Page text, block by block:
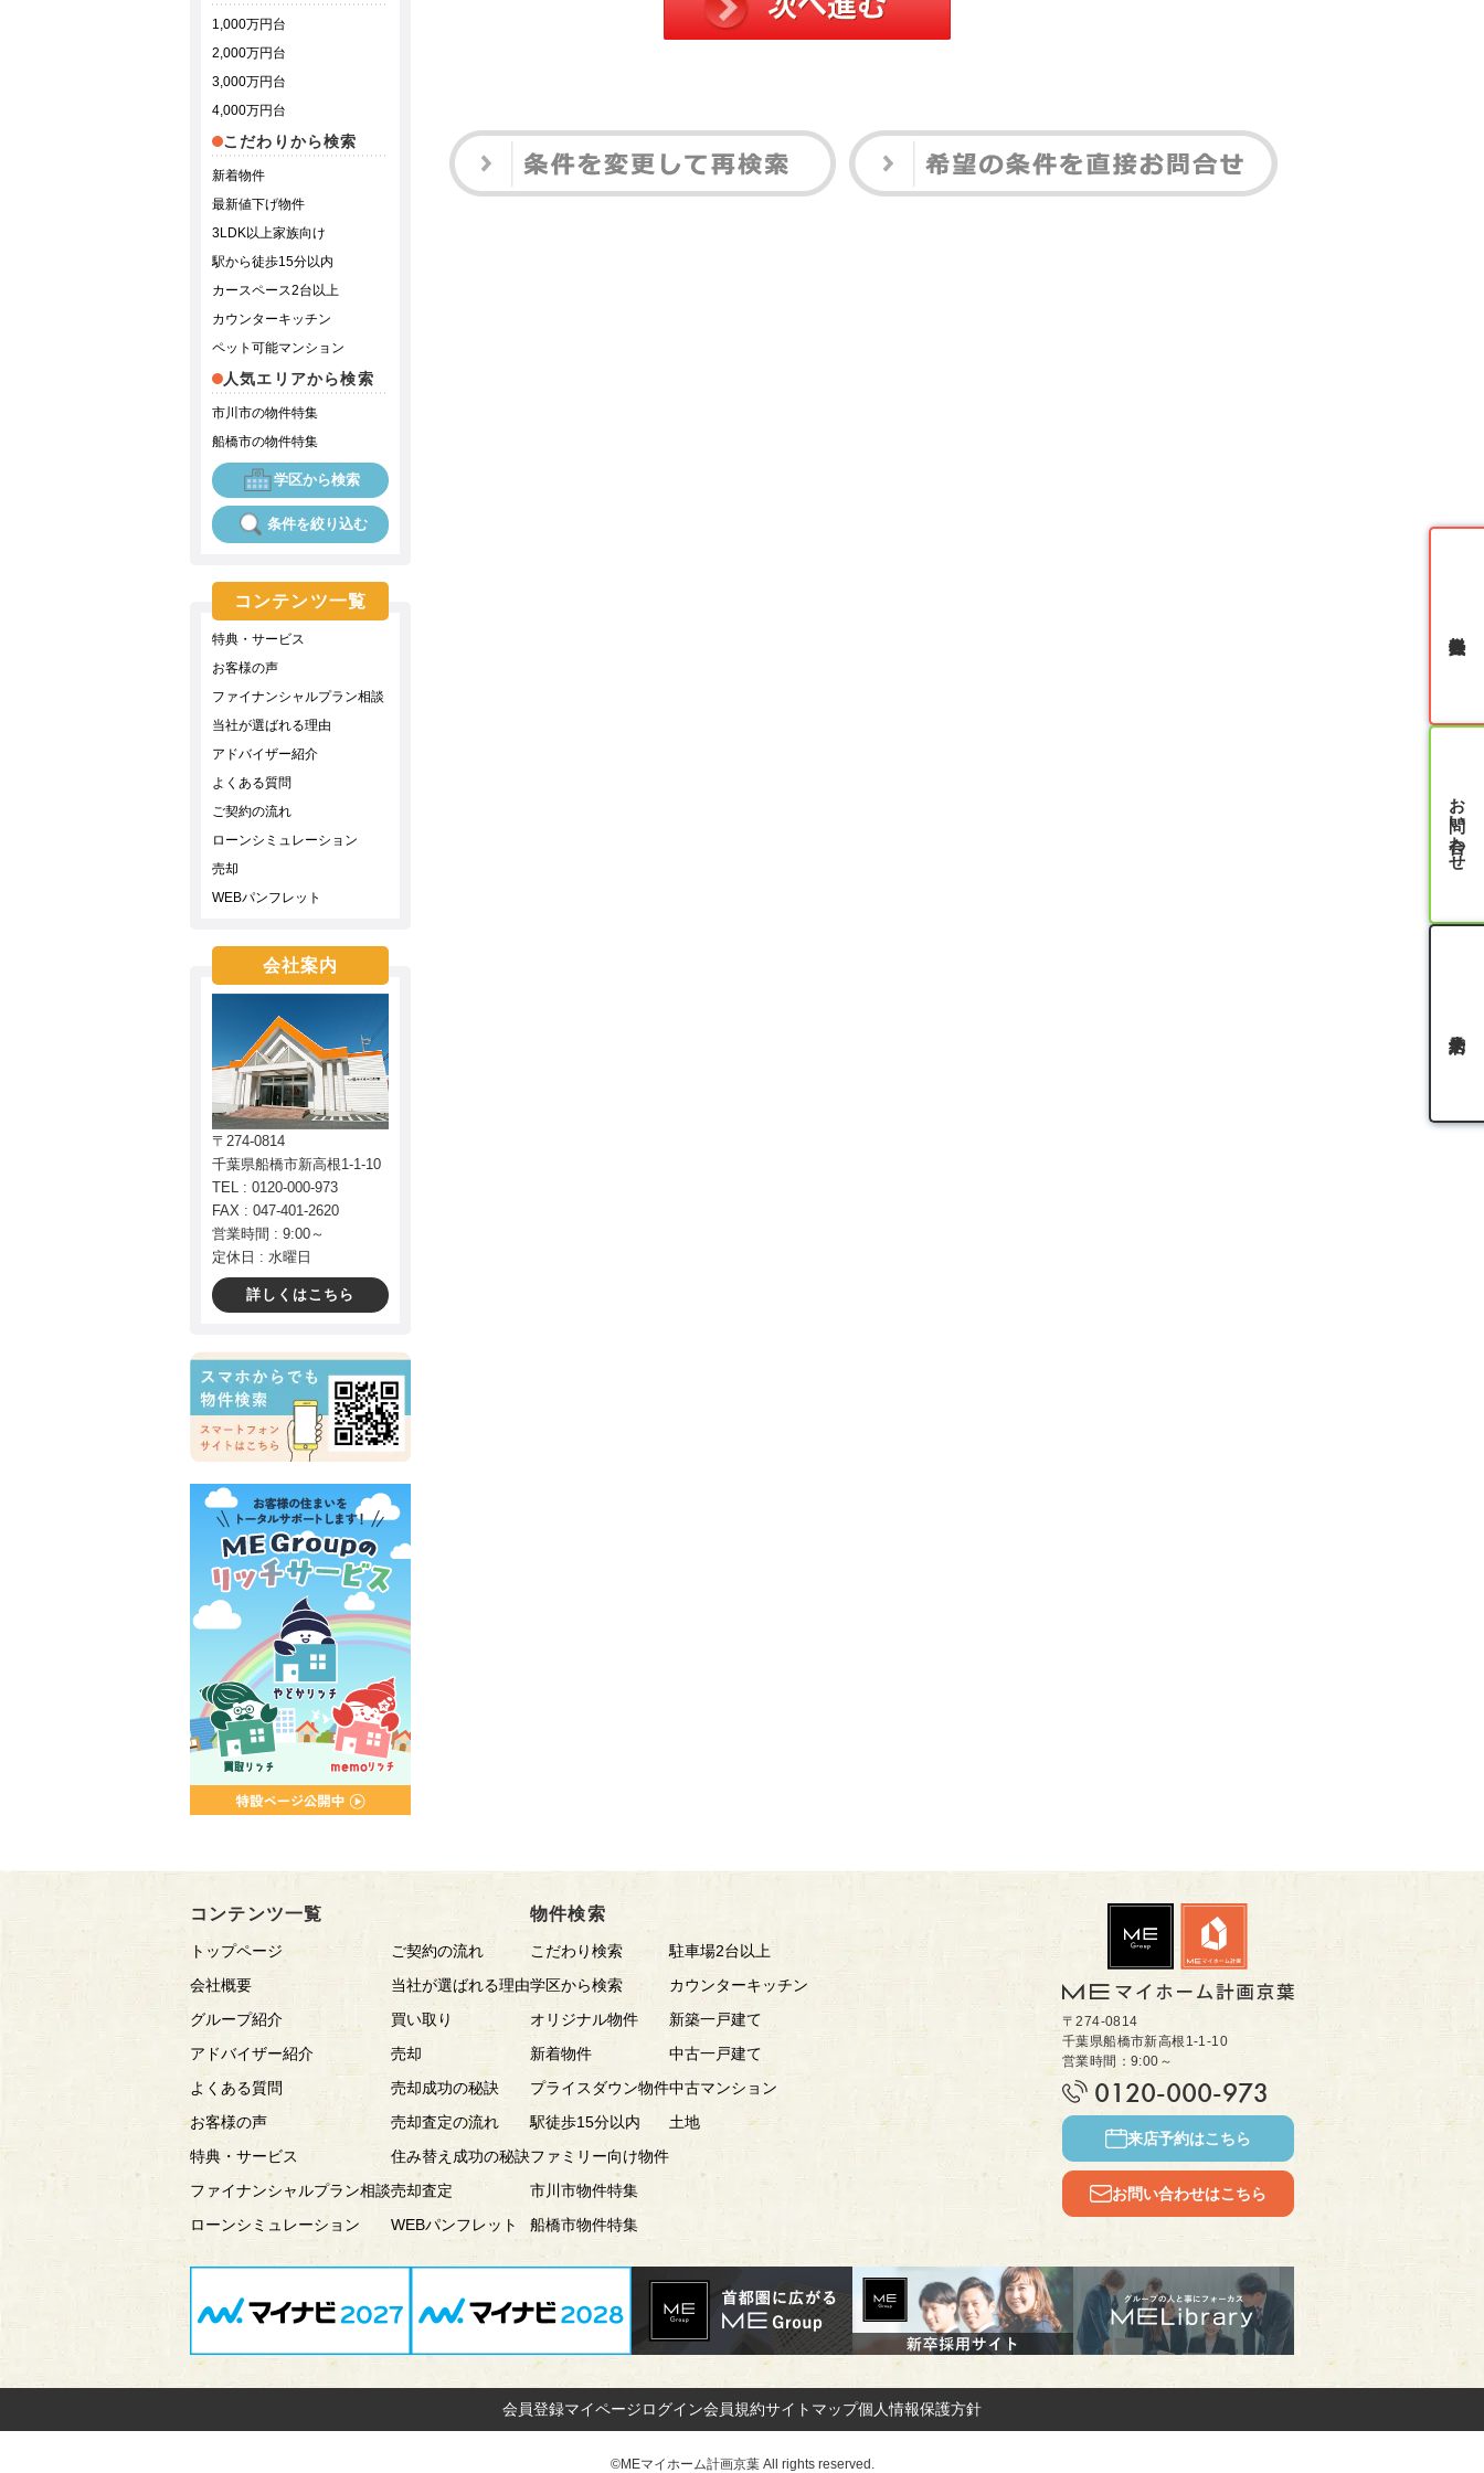
1,000万円台
2,000万円台
3,000万円台
4,000万円台
こだわりから検索
新着物件
最新値下げ物件
3LDK以上家族向け
駅から徒歩15分以内
カースペース2台以上
カウンターキッチン
ペット可能マンション
人気エリアから検索
市川市の物件特集
船橋市の物件特集
学区から検索
条件を絞り込む
コンテンツ一覧
特典・サービス
お客様の声
ファイナンシャルプラン相談
当社が選ばれる理由
アドバイザー紹介
よくある質問
ご契約の流れ
ローンシミュレーション
売却
WEBパンフレット
会社案内
〒274-0814
千葉県船橋市新高根1-1-10
TEL : 0120-000-973
FAX : 047-401-2620
営業時間 : 9:00～
定休日 : 水曜日
詳しくはこちら
コンテンツ一覧
トップページ
会社概要
グループ紹介
アドバイザー紹介
よくある質問
お客様の声
特典・サービス
ファイナンシャルプラン相談
ローンシミュレーション
ご契約の流れ
当社が選ばれる理由
買い取り
売却
売却成功の秘訣
売却査定の流れ
住み替え成功の秘訣
売却査定
WEBパンフレット
物件検索
こだわり検索
学区から検索
オリジナル物件
新着物件
プライスダウン物件
駅徒歩15分以内
ファミリー向け物件
市川市物件特集
船橋市物件特集
駐車場2台以上
カウンターキッチン
新築一戸建て
中古一戸建て
中古マンション
土地
〒274-0814
千葉県船橋市新高根1-1-10
営業時間：9:00～
0120-000-973
来店予約はこちら
お問い合わせはこちら
会員登録マイページログイン会員規約サイトマップ個人情報保護方針
©MEマイホーム計画京葉 All rights reserved.
お問い合わせ